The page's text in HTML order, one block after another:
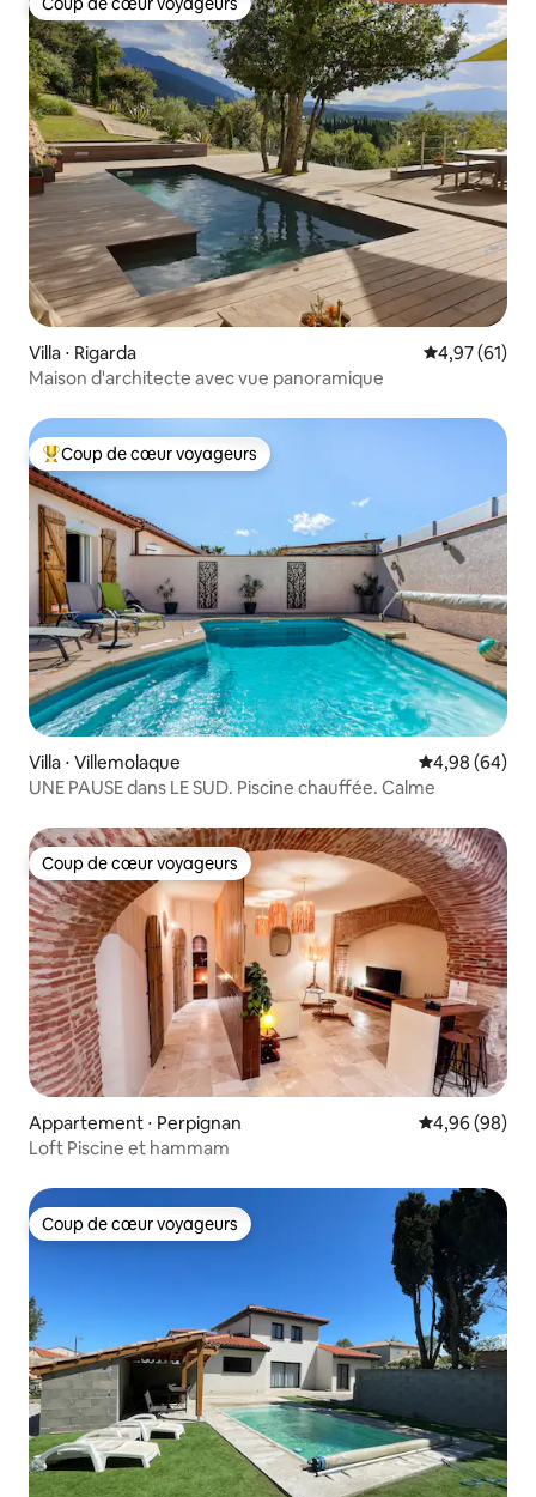
Coup de cœur voyageurs
Villa ⋅ Rigarda Évaluation
4,97 (61)
Maison d'architecte avec vue panoramique
Coups de cœur voyageurs les plus appréciés
Coup de cœur voyageurs
Villa ⋅ Villemolaque Évaluation
4,98 (64)
UNE PAUSE dans LE SUD. Piscine chauffée. Calme
Coup de cœur voyageurs
Coup de cœur voyageurs
Appartement ⋅ Perpignan Évaluation
4,96 (98)
Loft Piscine et hammam
Coup de cœur voyageurs
Coup de cœur voyageurs